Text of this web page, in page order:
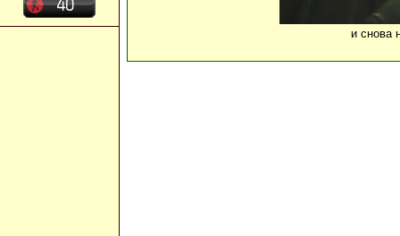
и снова